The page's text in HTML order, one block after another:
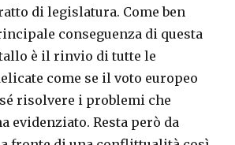
di legislatura. Come ben
conseguenza di questa
è il rinvio di tutte le
come se il voto europeo
risolvere i problemi che
evidenziato. Resta però da